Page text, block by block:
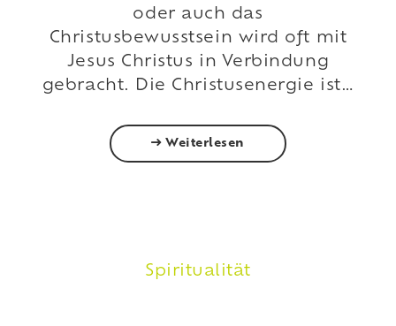
oder auch das
Christusbewusstsein wird oft mit
Jesus Christus in Verbindung
gebracht. Die Christusenergie ist…
Weiterlesen
Spiritualität